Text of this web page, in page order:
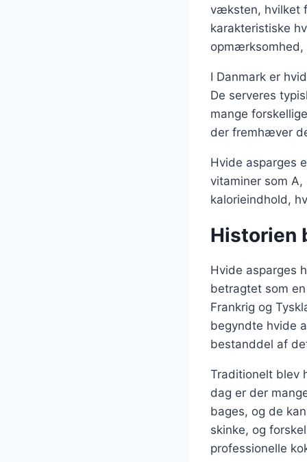
væksten, hvilket
karakteristiske
opmærksomhed,
I Danmark er
De serveres
mange
der fremhæver
Hvide asparges
vitaminer som A,
kalorieindhold,
Historien
Hvide asparges
betragtet som
Frankrig og
begyndte hvide
bestanddel af
Traditionelt blev
dag er der
bages, og de
skinke, og
professionelle